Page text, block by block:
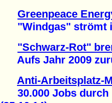
Greenpeace
"Windgas" strömt in
"Schwarz-Rot"
Aufs Jahr 2009
Anti-Arbeitsplatz-
30.000 Jobs durch